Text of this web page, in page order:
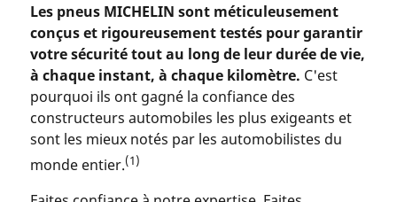
Les pneus MICHELIN sont méticuleusement
conçus et rigoureusement testés pour garantir
votre sécurité tout au long de leur durée de vie,
à chaque instant, à chaque kilomètre. C'est
pourquoi ils ont gagné la confiance des
constructeurs automobiles les plus exigeants et
sont les mieux notés par les automobilistes du
monde entier.(1)